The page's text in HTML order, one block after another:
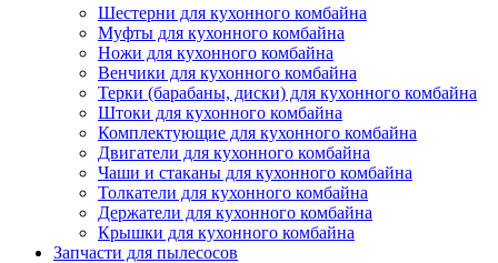
Шестерни для кухонного комбайна
Муфты для кухонного комбайна
Ножи для кухонного комбайна
Венчики для кухонного комбайна
Терки (барабаны, диски) для кухонного комбайна
Штоки для кухонного комбайна
Комплектующие для кухонного комбайна
Двигатели для кухонного комбайна
Чаши и стаканы для кухонного комбайна
Толкатели для кухонного комбайна
Держатели для кухонного комбайна
Крышки для кухонного комбайна
Запчасти для пылесосов